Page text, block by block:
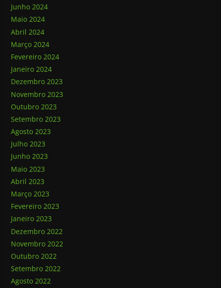
Junho 2024
Maio 2024
Abril 2024
Março 2024
Fevereiro 2024
Janeiro 2024
Dezembro 2023
Novembro 2023
Outubro 2023
Setembro 2023
Agosto 2023
Julho 2023
Junho 2023
Maio 2023
Abril 2023
Março 2023
Fevereiro 2023
Janeiro 2023
Dezembro 2022
Novembro 2022
Outubro 2022
Setembro 2022
Agosto 2022